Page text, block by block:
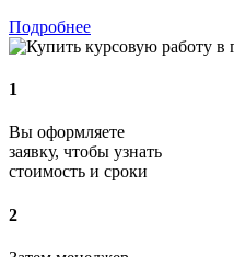
Подробнее
1
Вы оформляете
заявку, чтобы узнать
стоимость и сроки
2